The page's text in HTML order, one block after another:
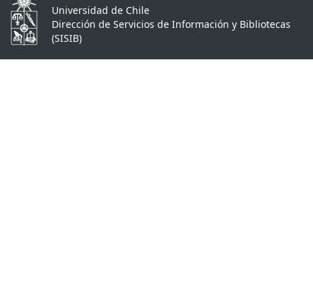
Universidad de Chile
Dirección de Servicios de Información y Bibliotecas
(SISIB)